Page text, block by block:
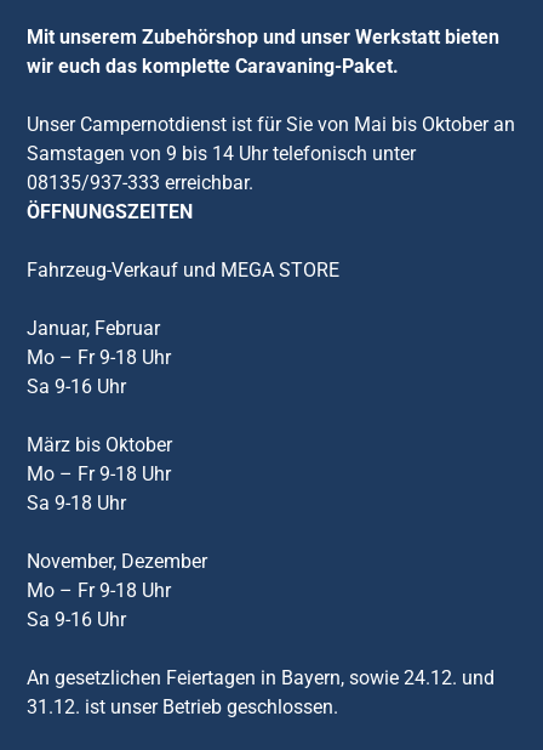
Mit unserem Zubehörshop und unser Werkstatt bieten
wir euch das komplette Caravaning-Paket.
Unser Campernotdienst ist für Sie von Mai bis Oktober an
Samstagen von 9 bis 14 Uhr telefonisch unter
08135/937-333 erreichbar.
ÖFFNUNGSZEITEN
Fahrzeug-Verkauf und MEGA STORE
Januar, Februar
Mo – Fr 9-18 Uhr
Sa 9-16 Uhr
März bis Oktober
Mo – Fr 9-18 Uhr
Sa 9-18 Uhr
November, Dezember
Mo – Fr 9-18 Uhr
Sa 9-16 Uhr
An gesetzlichen Feiertagen in Bayern, sowie 24.12. und
31.12. ist unser Betrieb geschlossen.